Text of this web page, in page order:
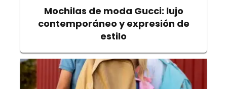
Mochilas de moda Gucci: lujo
contemporáneo y expresión de
estilo